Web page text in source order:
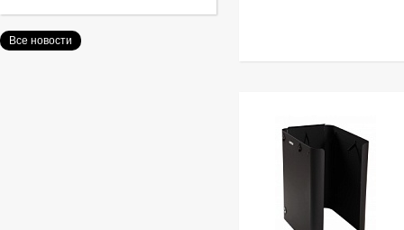
Все новости